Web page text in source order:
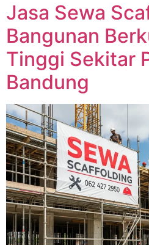
Jasa Sewa
Bangunan
Tinggi Sekitar
Bandung